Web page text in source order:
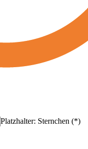
Platzhalter: Sternchen (*)